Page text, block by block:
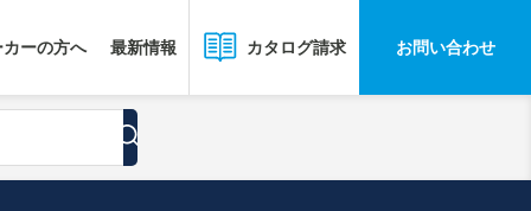
ーの方へ 最新情報 カタログ請求 お問い合わせ